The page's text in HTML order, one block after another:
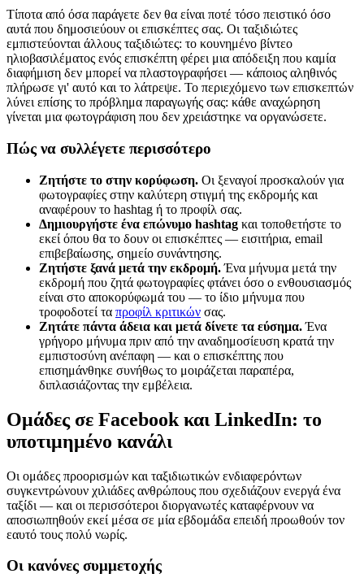
Τίποτα από όσα παράγετε δεν θα είναι ποτέ τόσο πειστικό όσο
αυτά που δημοσιεύουν οι επισκέπτες σας. Οι ταξιδιώτες
εμπιστεύονται άλλους ταξιδιώτες: το κουνημένο βίντεο
ηλιοβασιλέματος ενός επισκέπτη φέρει μια απόδειξη που καμία
διαφήμιση δεν μπορεί να πλαστογραφήσει — κάποιος αληθινός
πλήρωσε γι' αυτό και το λάτρεψε. Το περιεχόμενο των επισκεπτών
λύνει επίσης το πρόβλημα παραγωγής σας: κάθε αναχώρηση
γίνεται μια φωτογράφιση που δεν χρειάστηκε να οργανώσετε.
Πώς να συλλέγετε περισσότερο
Ζητήστε το στην κορύφωση. Οι ξεναγοί προσκαλούν για
φωτογραφίες στην καλύτερη στιγμή της εκδρομής και
αναφέρουν το hashtag ή το προφίλ σας.
Δημιουργήστε ένα επώνυμο hashtag και τοποθετήστε το
εκεί όπου θα το δουν οι επισκέπτες — εισιτήρια, email
επιβεβαίωσης, σημείο συνάντησης.
Ζητήστε ξανά μετά την εκδρομή.Ένα μήνυμα μετά την
εκδρομή που ζητά φωτογραφίες φτάνει όσο ο ενθουσιασμός
είναι στο αποκορύφωμά του — το ίδιο μήνυμα που
τροφοδοτεί τα προφίλ κριτικών σας.
Ζητάτε πάντα άδεια και μετά δίνετε τα εύσημα.Ένα
γρήγορο μήνυμα πριν από την αναδημοσίευση κρατά την
εμπιστοσύνη ανέπαφη — και ο επισκέπτης που
επισημάνθηκε συνήθως το μοιράζεται παραπέρα,
διπλασιάζοντας την εμβέλεια.
Ομάδες σε Facebook και LinkedIn: το
υποτιμημένο κανάλι
Οι ομάδες προορισμών και ταξιδιωτικών ενδιαφερόντων
συγκεντρώνουν χιλιάδες ανθρώπους που σχεδιάζουν ενεργά ένα
ταξίδι — και οι περισσότεροι διοργανωτές καταφέρνουν να
αποσιωπηθούν εκεί μέσα σε μία εβδομάδα επειδή προωθούν τον
εαυτό τους πολύ νωρίς.
Οι κανόνες συμμετοχής